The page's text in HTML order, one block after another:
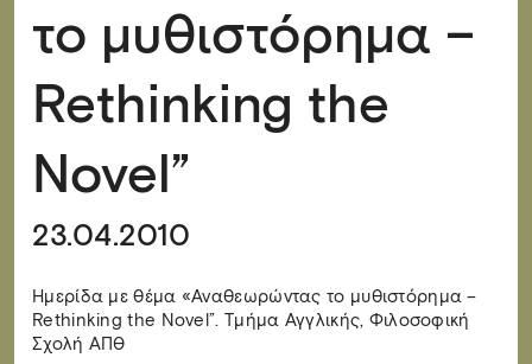
το μυθιστόρημα –
Rethinking the
Novel”
23.04.2010
Ημερίδα με θέμα «Αναθεωρώντας το μυθιστόρημα –
Rethinking the Novel”. Τμήμα Αγγλικής, Φιλοσοφική
Σχολή ΑΠΘ